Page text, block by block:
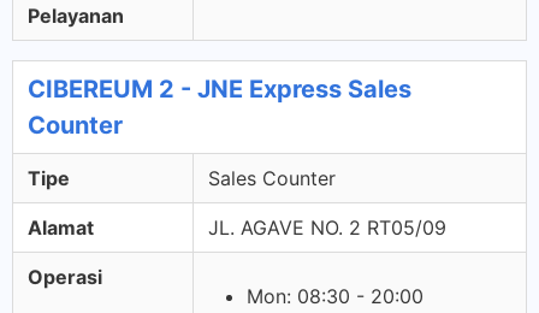
Pelayanan
CIBEREUM 2 - JNE Express Sales
Counter
Tipe Sales Counter
Alamat JL. AGAVE NO. 2 RT05/09
Operasi
Mon: 08:30 - 20:00